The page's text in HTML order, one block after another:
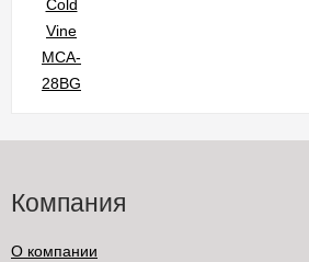
Компания
О компании